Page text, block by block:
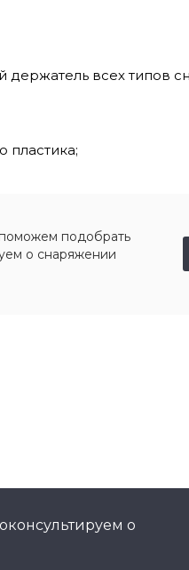
всех типов
пластика;
подобрать
о снаряжении
о